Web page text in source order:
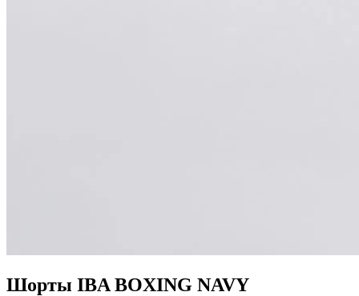
Шорты IBA BOXING NAVY